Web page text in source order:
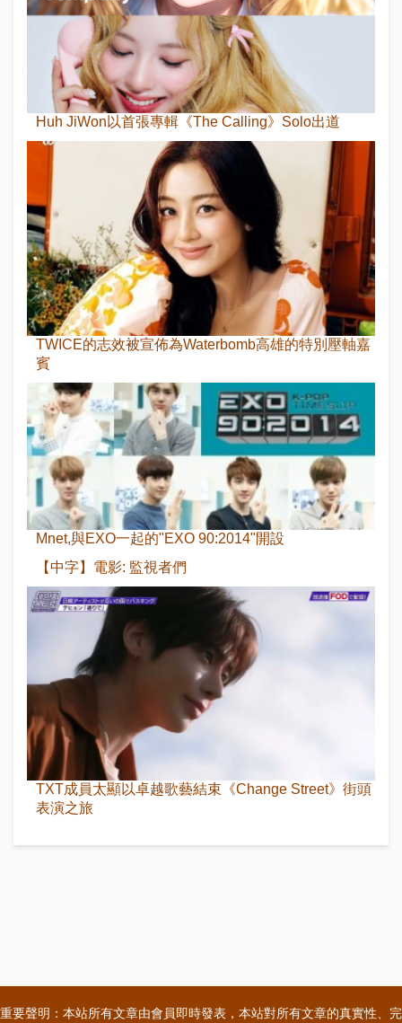
Huh JiWon以首張專輯《The Calling》Solo出道
TWICE的志效被宣佈為Waterbomb高雄的特別壓軸嘉
賓
Mnet,與EXO一起的"EXO 90:2014"開設
【中字】電影: 監視者們
TXT成員太顯以卓越歌藝結束《Change Street》街頭
表演之旅
重要聲明：本站所有文章由會員即時發表，本站對所有文章的真實性、完